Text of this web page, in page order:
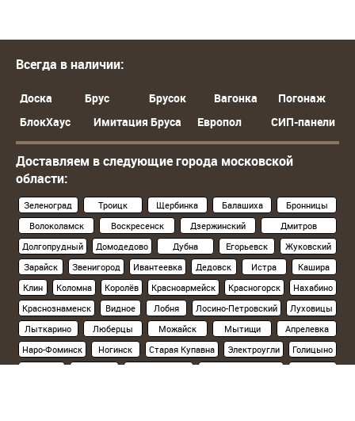
Всегда в наличии:
Доска Брус Брусок Вагонка
Погонаж
БлокХаус
Имитация Бруса Европол СИП-панели
Доставляем в следующие города московской
области:
Зеленоград Троицк Щербинка Балашиха
Бронницы
Волоколамск
Воскресенск Дзержинский
Дмитров
Долгопрудный
Домодедово Дубна Егорьевск
Жуковский
Зарайск
Звенигород Ивантеевка Дедовск Истра
Кашира
Клин
Коломна Королёв Красноармейск Красногорск
Нахабино
Краснознаменск
Видное Лобня Лосино-Петровский
Луховицы
Лыткарино
Люберцы Можайск Мытищи
Апрелевка
Наро-Фоминск
Ногинск Старая Купавна Электроугли
Голицыно